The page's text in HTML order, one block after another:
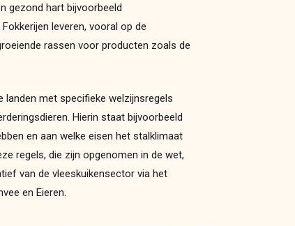
gezond hart bijvoorbeeld
leveren, vooral op de
rassen voor producten zoals de
landen met specifieke welzijnsregels
Hierin staat bijvoorbeeld
en aan welke eisen het stalklimaat
regels, die zijn opgenomen in de wet,
van de vleeskuikensector via het
en Eieren.